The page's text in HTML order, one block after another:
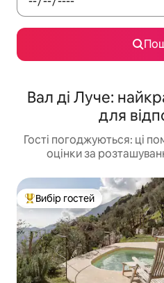
Вал ді Луче:
для
Гості погоджуються: ці
оцінки за
Топ вибір гостей
Вибір гостей